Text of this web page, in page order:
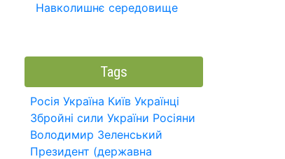
Навколишнє середовище
Tags
Росія Україна Київ Українці
Збройні сили України Росіяни
Володимир Зеленський
Президент (державна